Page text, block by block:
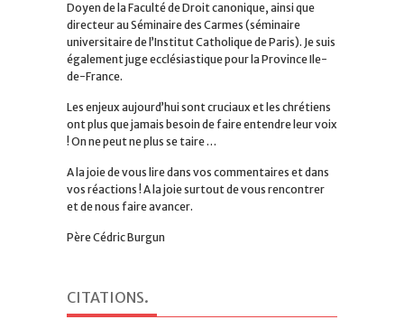
Doyen de la Faculté de Droit canonique, ainsi que
directeur au Séminaire des Carmes (séminaire
universitaire de l’Institut Catholique de Paris). Je suis
également juge ecclésiastique pour la Province Ile-
de-France.
Les enjeux aujourd’hui sont cruciaux et les chrétiens
ont plus que jamais besoin de faire entendre leur voix
! On ne peut ne plus se taire …
A la joie de vous lire dans vos commentaires et dans
vos réactions ! A la joie surtout de vous rencontrer
et de nous faire avancer.
Père Cédric Burgun
CITATIONS.